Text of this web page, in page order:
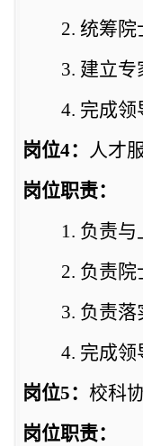
2. 统筹院
3. 建立专
4. 完成领
岗位4： 人才
岗位职责：
1. 负责与
2. 负责
3. 负责落
4. 完成领
岗位5： 校科
岗位职责：